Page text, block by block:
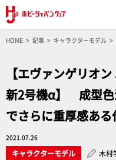
HOME 記事 キャラクターモデル
【エヴァンゲリオ
新2号機α】 成型色
でさらに重厚感あ
2021.07.26
キャラクターモデル 木村